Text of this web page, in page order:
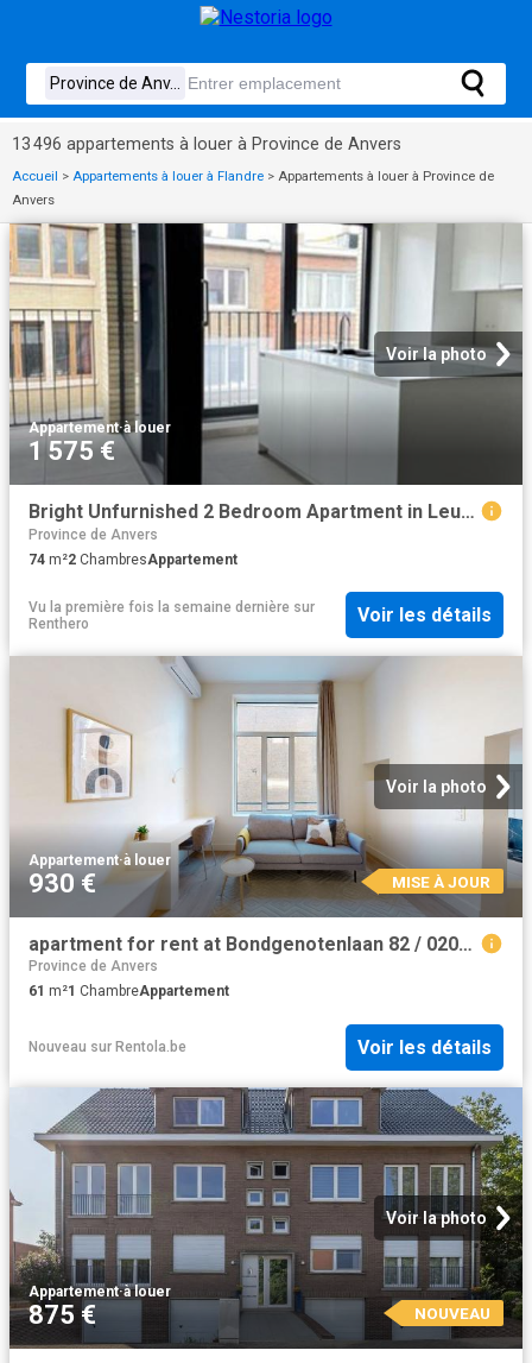
13 496 appartements à louer à Province de Anvers
Accueil > Appartements à louer à Flandre > Appartements à louer à Province de
Anvers
Voir la photo
Appartement·à louer
1 575 €
Bright Unfurnished 2 Bedroom Apartment in Leuven
Province de Anvers
74 m²2 ChambresAppartement
Vu la première fois la semaine dernière sur
Renthero
Voir les détails
Voir la photo
Appartement·à louer
930 € MISE À JOUR
apartment for rent at Bondgenotenlaan 82 / 0202, Leuven
Province de Anvers
61 m²1 ChambreAppartement
Nouveau sur Rentola.be Voir les détails
Voir la photo
Appartement·à louer
875 € NOUVEAU